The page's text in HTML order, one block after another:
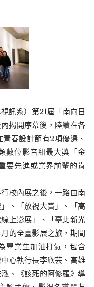
訊系）第21屆「南向日
揭開序幕後，陸續在各
春設計節有2項優選、
數位影音組最大獎「金
要先進或業界前輩的肯
校內展之後，一路由南
、「放視大賞」、「高
上影展」、「臺北新光
的全臺影展之旅，期間
畢業生加油打氣，包含
心執行長李欣芸、高雄
、《該死的阿修羅》導